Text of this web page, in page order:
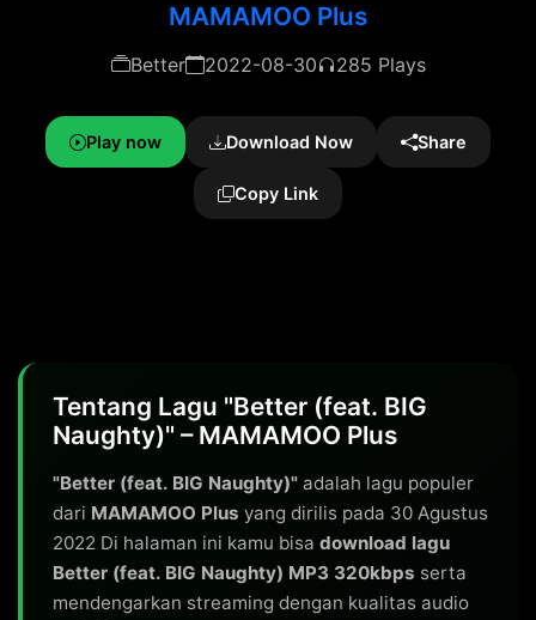
MAMAMOO Plus
Better 2022-08-30 285 Plays
Play now Download Now Share
Copy Link
Tentang Lagu "Better (feat. BIG
Naughty)" – MAMAMOO Plus
"Better (feat. BIG Naughty)" adalah lagu populer
dari MAMAMOO Plus yang dirilis pada 30 Agustus
2022 Di halaman ini kamu bisa download lagu
Better (feat. BIG Naughty) MP3 320kbps serta
mendengarkan streaming dengan kualitas audio